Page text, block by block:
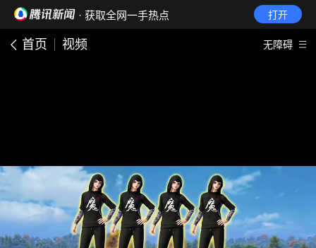
· 获取全网一手热点 打开
首页 视频 无障碍